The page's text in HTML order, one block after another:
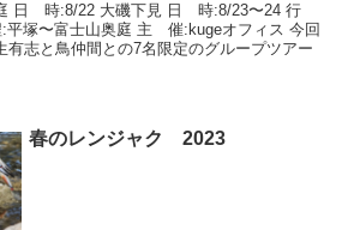
日 時:8/22 大磯下見 日 時:8/23〜24 行
塚〜富士山奥庭 主 催:kugeオフィス 今回
有志と鳥仲間との7名限定のグループツアー
春のレンジャク 2023